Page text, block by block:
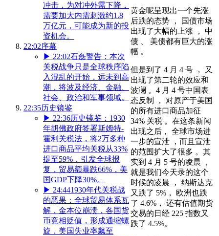
冲击，为对冲外需下降，
需要加大内需刺激约1.8
万亿元，可能成为新的投
资机会。
22:02序幕
▶ 22:02石磊警告：本次
关税战争只是全球秩序陷
入混乱的开始，远未到高
潮，将波及经济、金融、
社会、政治和军事领域。
22:35历史镜鉴
▶ 22:36历史镜鉴：1930
年胡佛政府签署斯姆特-
霍利关税法，将2万多种
进口商品平均关税从33%
提至59%，引发全球报
复，贸易额暴跌66%，美
国GDP下降30%。
▶ 24:441930年代关税战
的恶果：全球贸易体系瓦
解，金本位崩溃，各国货
币竞相贬值，形成通缩螺
旋，美国失业率飙至
黄金呢呈现出一个先涨
后跌的态势 ， 国债市场
出现了大幅的上涨 ， 中
债 、 美债都有巨大的涨
幅 。
但是到了 4 月 4 号 ， 又
出现了第二轮的效应和
波澜 。4 月 4 号中国表
态反制 ， 对原产于美国
的所有进口商品加征
34% 关税 。在这条新闻
出现之后， 全球市场进
一步的宣泄 ，而且宣泄
的范围扩大了很多 。其
实到 4 月 5 号的凌晨 ，
就是我们今天录的这个
时候的凌晨 ， 纳斯达克
又跌了 5%， 欧洲也跌
了 4.6%， 还有估值期货
交易的日经 225 指数又
跌了 4.5%。